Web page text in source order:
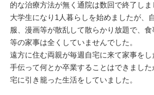
的な治療方法が無く通院は数回で終了しま
大学生になり1人暮らしを始めましたが、
服、漫画等が散乱して散らかり放題で、
等の家事は全くしていませんでした。
遠方に住む両親が毎週自宅に来て家事を
手伝って何とか卒業することはできました
宅に引き籠った生活をしていました。